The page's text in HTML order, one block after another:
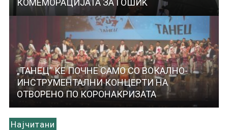
КОМЕМОРАЦИЈАТА ЗА ЃОШИЌ
„ТАНЕЦ“ ЌЕ ПОЧНЕ САМО СО ВОКАЛНО-
ИНСТРУМЕНТАЛНИ КОНЦЕРТИ НА
ОТВОРЕНО ПО КОРОНАКРИЗАТА
Најчитани